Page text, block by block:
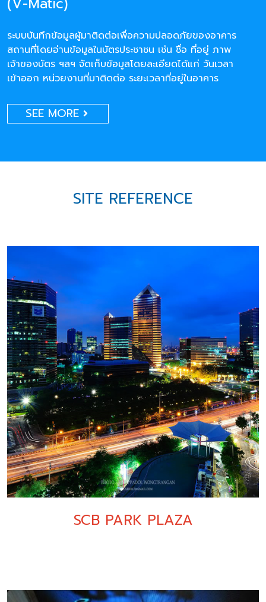
ระบบบันทึกข้อมูลผู้มาติดต่อเพื่อความปลอดภัยของอาคาร
สถานที่โดยอ่านข้อมูลในบัตรประชาชน เช่น ชื่อ ที่อยู่ ภาพ
เจ้าของบัตร ฯลฯ จัดเก็บข้อมูลโดยละเอียดได้แก่ วันเวลา
เข้าออก หน่วยงานที่มาติดต่อ ระยะเวลาที่อยู่ในอาคาร
SEE MORE
SITE REFERENCE
SCB PARK PLAZA